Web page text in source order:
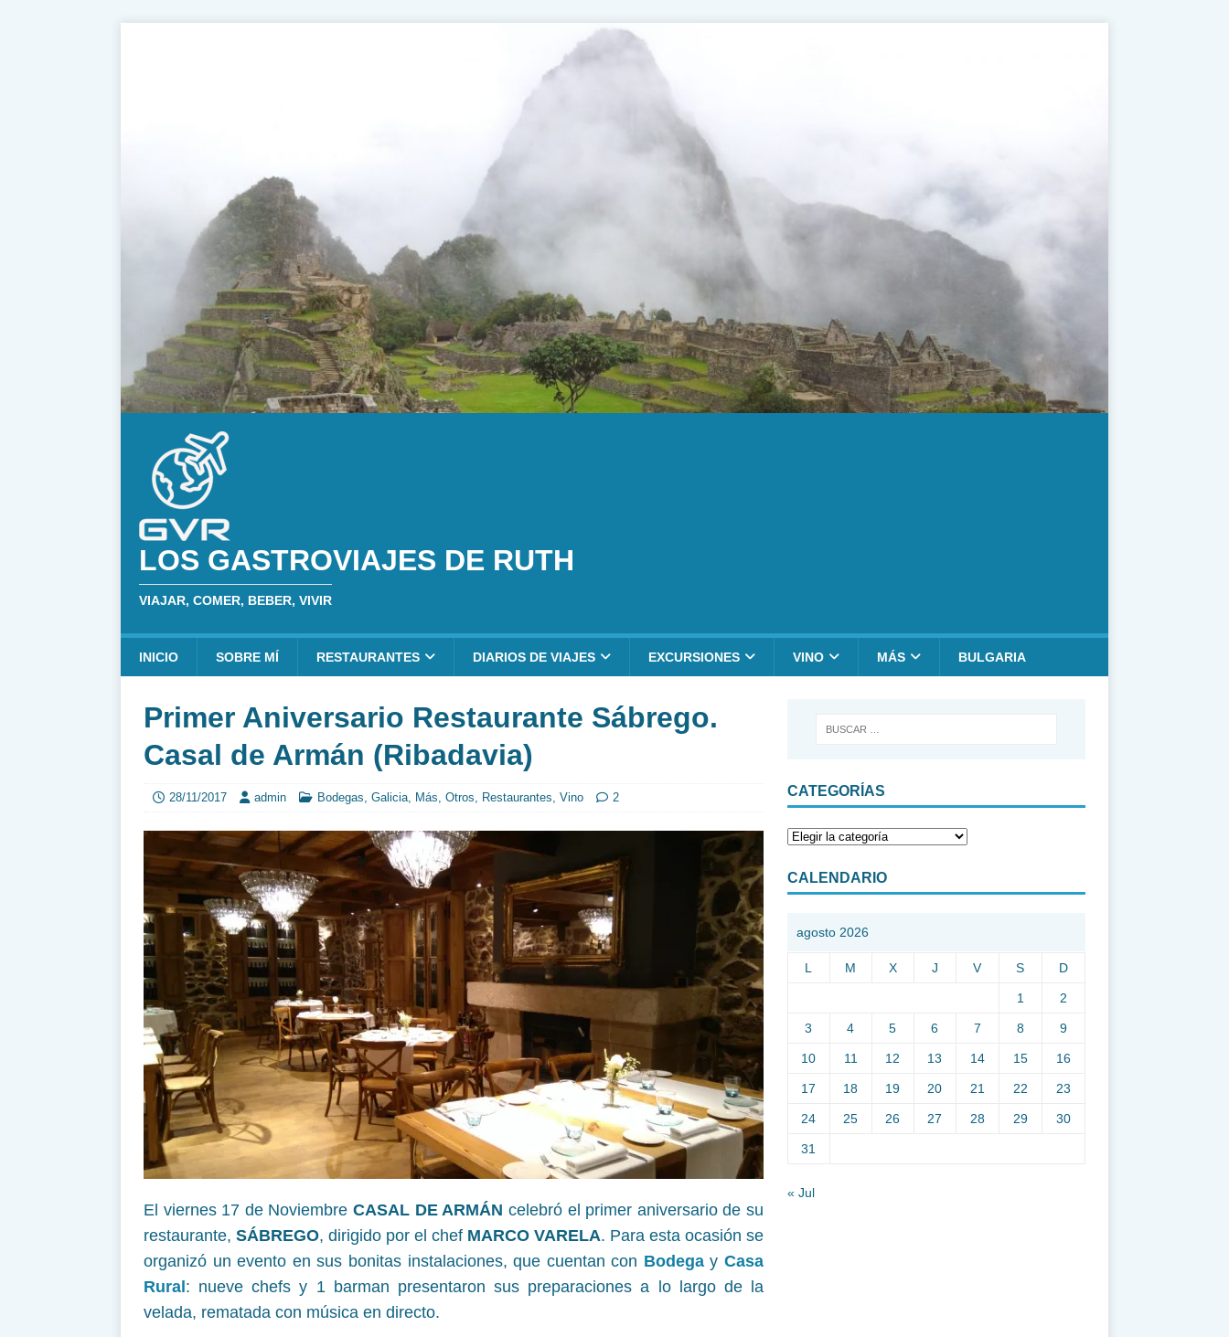
LOS GASTROVIAJES DE RUTH
VIAJAR, COMER, BEBER, VIVIR
INICIO SOBRE MÍ RESTAURANTES DIARIOS DE VIAJES EXCURSIONES VINO MÁS BULGARIA
Primer Aniversario Restaurante Sábrego.
Casal de Armán (Ribadavia)
28/11/2017 admin Bodegas Galicia Más Otros Restaurantes Vino 2
El viernes 17 de NoviembreCASAL DE ARMÁN celebró el primer aniversario de su
restaurante,SÁBREGO, dirigido por el chef MARCO VARELA. Para esta ocasión se
organizó un evento en sus bonitas instalaciones, que cuentan con BodegayCasa
Rural: nueve chefs y 1 barman presentaron sus preparaciones a lo largo de la
velada, rematada con música en directo.
CATEGORÍAS
CALENDARIO
agosto 2026
L M X J V S D
1 2
3 4 5 6 7 8 9
10 11 12 13 14 15 16
17 18 19 20 21 22 23
24 25 26 27 28 29 30
31
« Jul